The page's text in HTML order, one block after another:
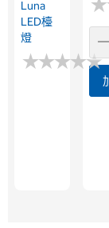
Luna
LED檯
燈
★★★★★
★★★★★